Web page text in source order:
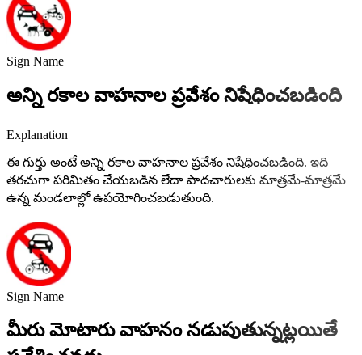
Sign Name
అన్ని రకాల వాహనాల ప్రవేశం నిషేధించబడింది
Explanation
ఈ గుర్తు అంటే అన్ని రకాల వాహనాల ప్రవేశం నిషేధించబడింది. ఇది
తరచుగా పరిమితం చేయబడిన లేదా పాదచారులకు మాత్రమే-మాత్రమే
ఉన్న మండలాల్లో ఉపయోగించబడుతుంది.
Sign Name
మీరు మోటారు వాహనం నడుపుతున్నట్లయితే